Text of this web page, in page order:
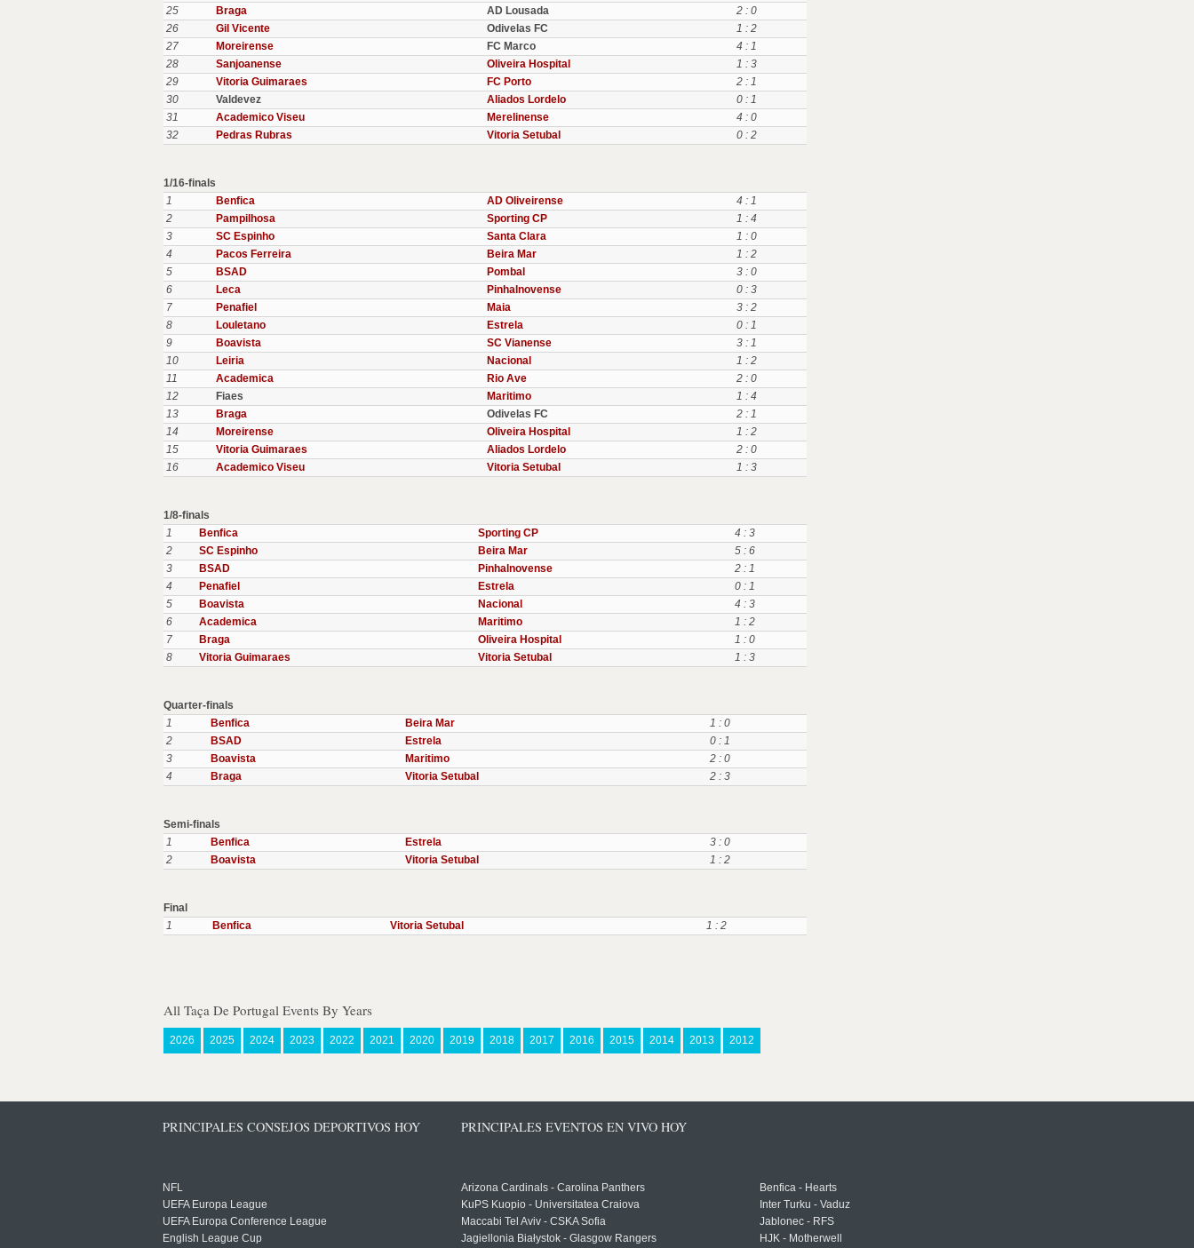
25
Braga AD Lousada
2 : 0
26
Gil Vicente Odivelas FC
1 : 2
27
Moreirense FC Marco
4 : 1
28
Sanjoanense Oliveira Hospital
1 : 3
29
Vitoria Guimaraes FC Porto
2 : 1
30
Valdevez Aliados Lordelo
0 : 1
31
Academico Viseu Merelinense
4 : 0
32
Pedras Rubras Vitoria Setubal 0 : 2
1/16-finals
1
Benfica AD Oliveirense
4 : 1
2
Pampilhosa Sporting CP
1 : 4
3
SC Espinho Santa Clara
1 : 0
4
Pacos Ferreira Beira Mar
1 : 2
5
BSAD Pombal
3 : 0
6
Leca Pinhalnovense
0 : 3
7
Penafiel Maia
3 : 2
8
Louletano Estrela
0 : 1
9
Boavista SC Vianense
3 : 1
10
Leiria Nacional
1 : 2
11
Academica Rio Ave
2 : 0
12
Fiaes Maritimo
1 : 4
13
Braga Odivelas FC
2 : 1
14
Moreirense Oliveira Hospital
1 : 2
15
Vitoria Guimaraes Aliados Lordelo
2 : 0
16
Academico Viseu Vitoria Setubal 1 : 3
1/8-finals
1
Benfica Sporting CP
4 : 3
2
SC Espinho Beira Mar
5 : 6
3
BSAD Pinhalnovense
2 : 1
4
Penafiel Estrela
0 : 1
5
Boavista Nacional
4 : 3
6
Academica Maritimo
1 : 2
7
Braga Oliveira Hospital
1 : 0
8
Vitoria Guimaraes Vitoria Setubal 1 : 3
Quarter-finals
1
Benfica Beira Mar
1 : 0
2
BSAD Estrela
0 : 1
3
Boavista Maritimo
2 : 0
4
Braga Vitoria Setubal 2 : 3
Semi-finals
1
Benfica Estrela
3 : 0
2
Boavista Vitoria Setubal 1 : 2
Final
1
Benfica Vitoria Setubal 1 : 2
All Taça De Portugal Events By Years
2026 2025 2024 2023 2022 2021 2020 2019 2018 2017 2016 2015 2014 2013 2012
PRINCIPALES CONSEJOS DEPORTIVOS HOY
NFL
UEFA Europa League
UEFA Europa Conference League
English League Cup
PRINCIPALES EVENTOS EN VIVO HOY
Arizona Cardinals - Carolina Panthers
KuPS Kuopio - Universitatea Craiova
Maccabi Tel Aviv - CSKA Sofia
Jagiellonia Białystok - Glasgow Rangers
Benfica - Hearts
Inter Turku - Vaduz
Jablonec - RFS
HJK - Motherwell